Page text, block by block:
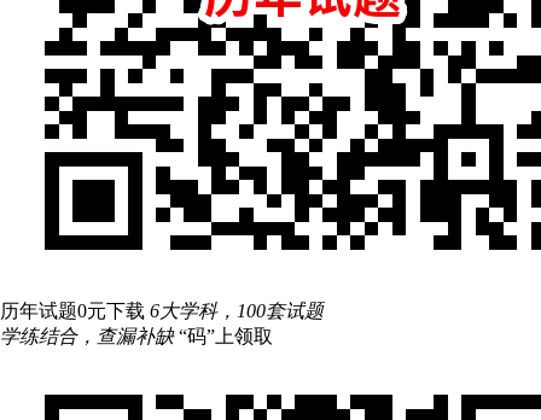
历年试题0元下载 6大学科，100套试题
学练结合，查漏补缺 “码”上领取